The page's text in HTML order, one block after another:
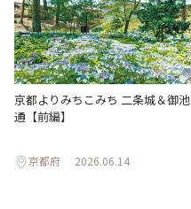
京都よりみちこみち 二条城＆御池
通【前編】
京都府 2026.06.14